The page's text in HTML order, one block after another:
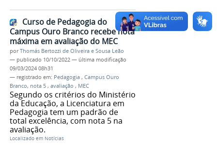
Curso de Pedagogia do
Campus Ouro Branco recebe nota
máxima em avaliação do MEC
porThomás Bertozzi de Oliveira e Sousa Leão
— publicado 10/10/2022 — última modificação
09/03/2024 08h31
— registrado em: Pedagogia , Campus Ouro
Branco, nota 5 , avaliação , MEC
Segundo os critérios do Ministério
da Educação, a Licenciatura em
Pedagogia tem um padrão de
total excelência, com nota 5 na
avaliação.
Localizado em Notícias